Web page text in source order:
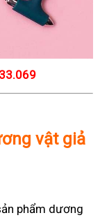
vật giả
phẩm dương